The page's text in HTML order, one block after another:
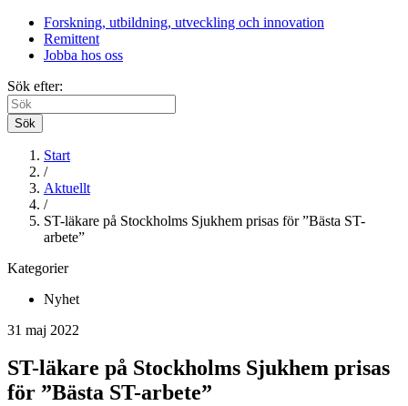
Forskning, utbildning, utveckling och innovation
Remittent
Jobba hos oss
Sök efter:
Sök
Start
/
Aktuellt
/
ST-läkare på Stockholms Sjukhem prisas för ”Bästa ST-
arbete”
Kategorier
Nyhet
31 maj 2022
ST-läkare på Stockholms Sjukhem prisas
för ”Bästa ST-arbete”